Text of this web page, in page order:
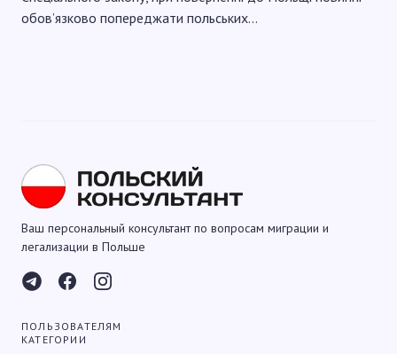
обов’язково попереджати польських…
Ваш персональный консультант по вопросам миграции и
легализации в Польше
ПОЛЬЗОВАТЕЛЯМ
КАТЕГОРИИ